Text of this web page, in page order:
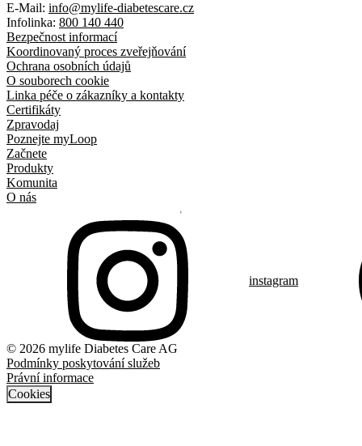
E-Mail: info@mylife-diabetescare.cz
Infolinka: 800 140 440
Bezpečnost informací
Koordinovaný proces zveřejňování
Ochrana osobních údajů
O souborech cookie
Linka péče o zákazníky a kontakty
Certifikáty
Zpravodaj
Poznejte myLoop
Začnete
Produkty
Komunita
O nás
instagram
© 2026 mylife Diabetes Care AG
Podmínky poskytování služeb
Právní informace
Cookies